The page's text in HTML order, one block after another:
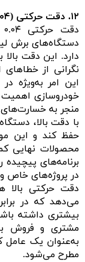
۱۲. دقت حرکتی (۰.۰۴
دستگاه‌های برش
دارد. این دقت
نگرانی از
این امر به‌ویژه
خودروسازی
منجر به
با دقت بالا،
حفظ کند و این
محصولات نهایی
برنامه‌های
در پروژه‌های خاص
دقت حرکتی بالا
می‌دهد که در
بیشتری داشته
مشتری و فروش
به‌عنوان یک عامل
مطرح می‌شود.